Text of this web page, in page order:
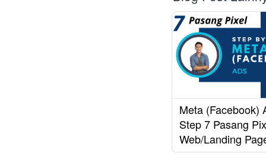
Meta (Facebook)
Step 7 Pasang
Web/Landing